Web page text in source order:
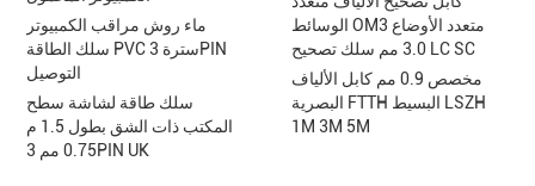
ماء روش مراقب الكمبيوتر
سلك الطاقة PVC سترة 3PIN
التوصيل
سلك طاقة لشاشة سطح
المكتب ذات الشق بطول 1.5 م
0.75 مم 3PIN UK
الوسائط OM3 متعدد الأوضاع
3.0 مم سلك تصحيح LC SC
مخصص 0.9 مم كابل الألياف
البصرية FTTH البسيط LSZH
1M 3M 5M